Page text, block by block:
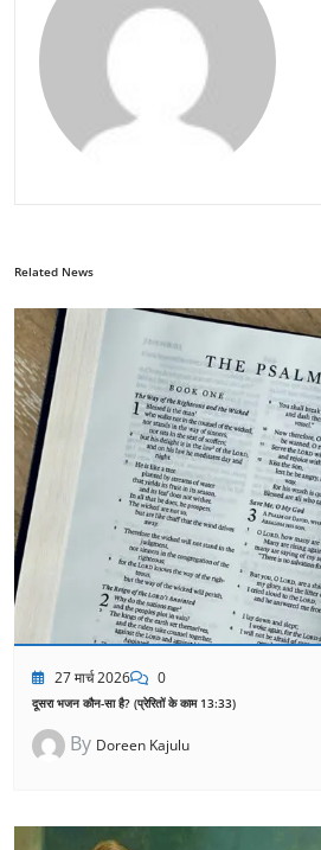
Related News
27 मार्च 2026 0
दूसरा भजन कौन-सा है? (प्रेरितों के काम 13:33)
By Doreen Kajulu